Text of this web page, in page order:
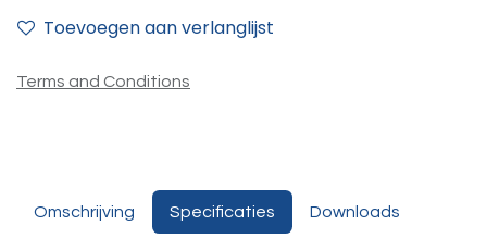
Toevoegen aan verlanglijst
Terms and Conditions
Omschrijving Specificaties Downloads